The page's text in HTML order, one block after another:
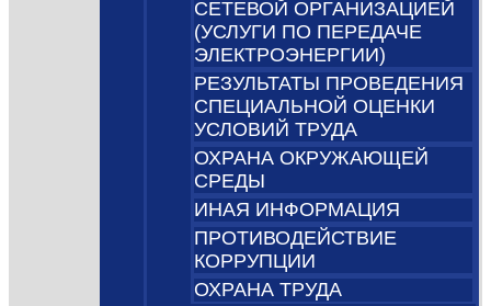
СЕТЕВОЙ ОРГАНИЗАЦИЕЙ
(УСЛУГИ ПО ПЕРЕДАЧЕ
ЭЛЕКТРОЭНЕРГИИ)
РЕЗУЛЬТАТЫ ПРОВЕДЕНИЯ
СПЕЦИАЛЬНОЙ ОЦЕНКИ
УСЛОВИЙ ТРУДА
ОХРАНА ОКРУЖАЮЩЕЙ
СРЕДЫ
ИНАЯ ИНФОРМАЦИЯ
ПРОТИВОДЕЙСТВИЕ
КОРРУПЦИИ
ОХРАНА ТРУДА